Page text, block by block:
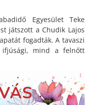
Egyesület Teke
játszott a Chudik Lajos
fogadták. A tavaszi
mind a felnőtt